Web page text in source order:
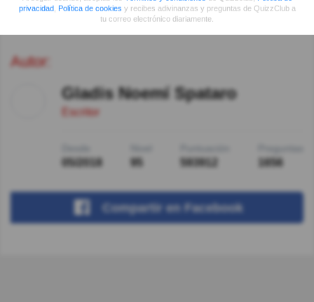
Ver respuestas
Autor:
Gladis Noemí Spataro
Escritor
05/2018 95 593912 1656
Compartir en Facebook
privacidad, Política de cookies y recibes adivinanzas y preguntas de QuizzClub a
tu correo electrónico diariamente.